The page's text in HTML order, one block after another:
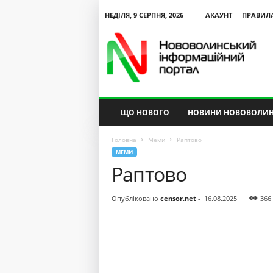
НЕДІЛЯ, 9 СЕРПНЯ, 2026 АКАУНТ
ЩО НОВОГО НОВИНИ
Головна Меми Раптово
МЕМИ
Раптово
Опубліковано censor.net- 16.08.2025 366